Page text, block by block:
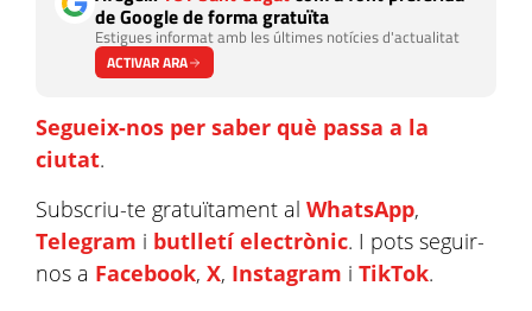
de Google de forma gratuïta
Estigues informat amb les últimes notícies d'actualitat
ACTIVAR ARA
Segueix-nos per saber què passa a la
ciutat.
Subscriu-te gratuïtament al WhatsApp,
Telegram i butlletí electrònic. I pots seguir-
nos a Facebook, X, Instagram i TikTok.